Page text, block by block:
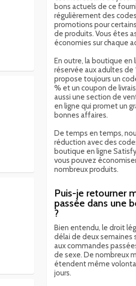
bons actuels de ce
régulièrement des
promotions pour
de produits. Vous êtes
économies sur chaque
En outre, la boutique en
réservée aux adultes de
propose toujours un
% et un coupon de
aussi une section de
en ligne qui promet un
bonnes affaires.
De temps en temps,
réduction avec des
boutique en ligne
vous pouvez
nombreux produits.
Puis-je retourner
passée dans une
?
Bien entendu, le droit
délai de deux semaines
aux commandes
de sexe. De nombreux
étendent même
jours.